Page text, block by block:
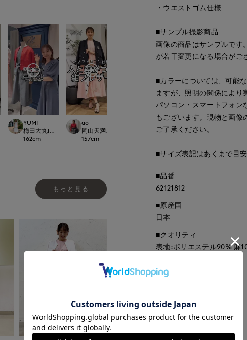
YUMI
梅田大丸INED
162cm
ao
岡山天満屋SUPERIORCLOSET
157cm
Mikiko
新宿タカシマヤSUPERIOR CLOSET
ao
岡山天満屋
もっと見る
・ウエストゴム仕様
■サンプル撮影商品
画像の商品はサンプルです
が若干変更になる場合がご
■カラーについては、可能
ますが、照明の関係により
パソコン・スマートフォン
もございます。現物と画像
ご了承ください。
■サイズ表記はあくまで目安
■品番
62121812
■原産国
日本
■クオリティ
表地:ポリエステル90% 麻
取り扱いについて